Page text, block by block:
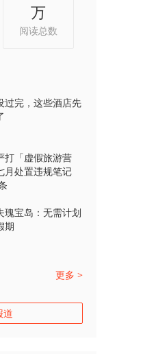
万
阅读总数
过完，这些酒店先
打「虚假旅游营
月处置违规笔记
瑰宝岛：无需计划
期
更多 >
道